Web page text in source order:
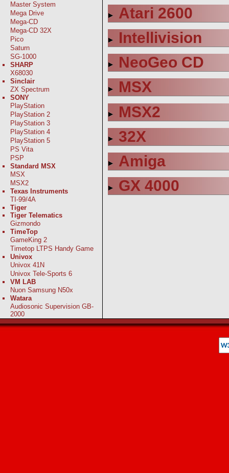
Master System
Mega Drive
Mega-CD
Mega-CD 32X
Pico
Saturn
SG-1000
SHARP
X68030
Sinclair
ZX Spectrum
SONY
PlayStation
PlayStation 2
PlayStation 3
PlayStation 4
PlayStation 5
PS Vita
PSP
Standard MSX
MSX
MSX2
Texas Instruments
TI-99/4A
Tiger
Tiger Telematics
Gizmondo
TimeTop
GameKing 2
Timetop LTPS Handy Game
Univox
Univox 41N
Univox Tele-Sports 6
VM LAB
Nuon Samsung N50x
Watara
Audiosonic Supervision GB-
2000
Atari 2600
Intellivision
NeoGeo CD
MSX
MSX2
32X
Amiga
GX 4000